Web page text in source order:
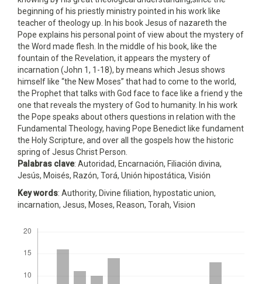
beginning of his priestly ministry pointed in his work like
teacher of theology up. In his book Jesus of nazareth the
Pope explains his personal point of view about the mystery of
the Word made flesh. In the middle of his book, like the
fountain of the Revelation, it appears the mystery of
incarnation (John 1, 1-18), by means which Jesus shows
himself like “the New Moses” that had to come to the world,
the Prophet that talks with God face to face like a friend y the
one that reveals the mystery of God to humanity. In his work
the Pope speaks about others questions in relation with the
Fundamental Theology, having Pope Benedict like fundament
the Holy Scripture, and over all the gospels how the historic
spring of Jesus Christ Person.
Palabras clave: Autoridad, Encarnación, Filiación divina,
Jesús, Moisés, Razón, Torá, Unión hipostática, Visión
Key words: Authority, Divine filiation, hypostatic union,
incarnation, Jesus, Moses, Reason, Torah, Vision